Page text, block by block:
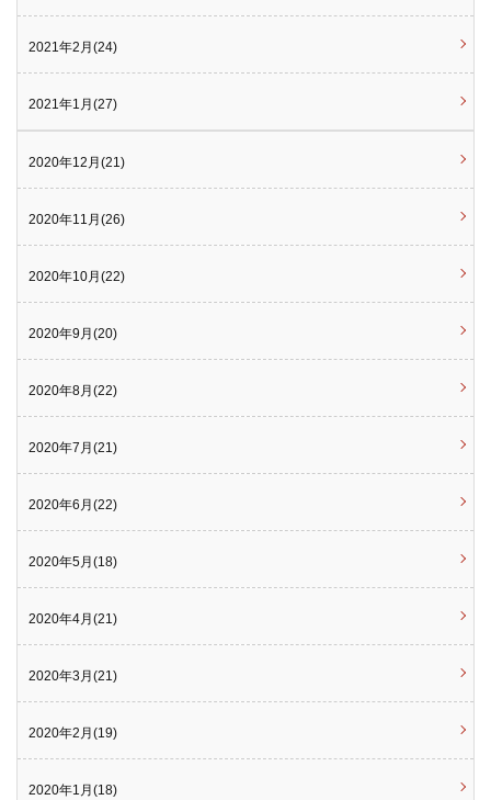
2021年2月(24)
2021年1月(27)
2020年12月(21)
2020年11月(26)
2020年10月(22)
2020年9月(20)
2020年8月(22)
2020年7月(21)
2020年6月(22)
2020年5月(18)
2020年4月(21)
2020年3月(21)
2020年2月(19)
2020年1月(18)